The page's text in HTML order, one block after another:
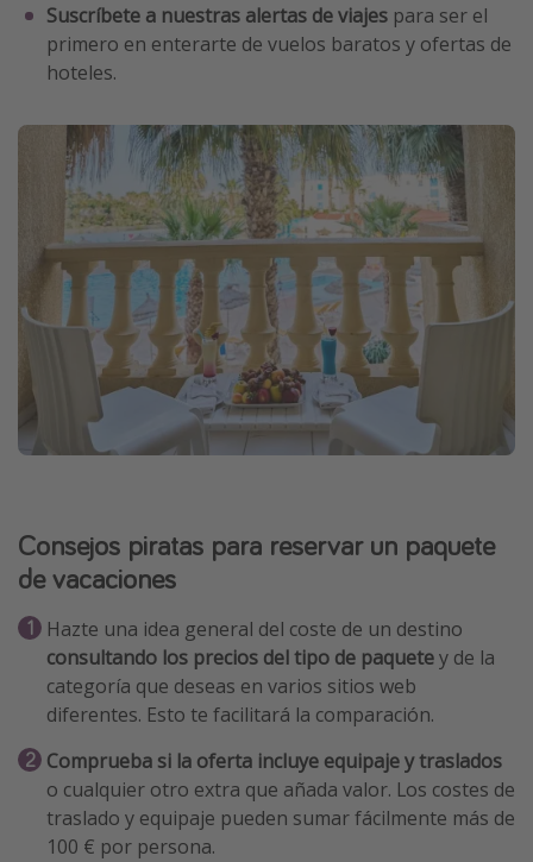
Suscríbete a nuestras alertas de viajes para ser el
primero en enterarte de vuelos baratos y ofertas de
hoteles.
Consejos piratas para reservar un paquete
de vacaciones
Hazte una idea general del coste de un destino
consultando los precios del tipo de paquetey de la
categoría que deseas en varios sitios web
diferentes. Esto te facilitará la comparación.
Comprueba si la oferta incluye equipaje y traslados
o cualquier otro extra que añada valor. Los costes de
traslado y equipaje pueden sumar fácilmente más de
100 € por persona.